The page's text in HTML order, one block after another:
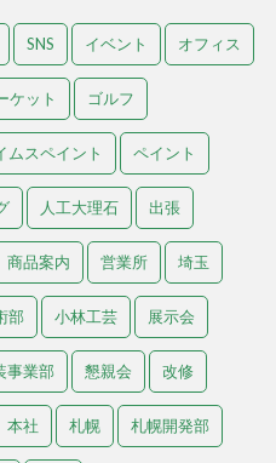
SNS イベント オフィス
ケット ゴルフ
ムスペイント ペイント
人工大理石 出張
商品案内 営業所 埼玉
部 小林工芸 展示会
事業部 懇親会 改修
本社 札幌 札幌開発部